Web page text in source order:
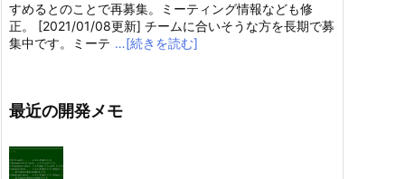
すめるとのことで再募集。ミーティング情報なども修
正。 [2021/01/08更新] チームに合いそうな方を長期で募
集中です。ミーテ …[続きを読む]
最近の開発メモ